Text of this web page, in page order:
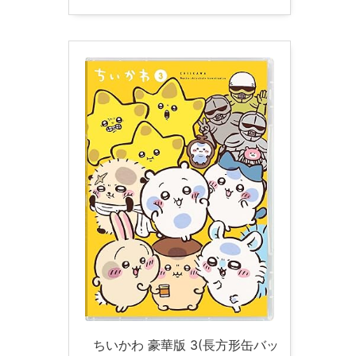
ちいかわ 豪華版 3(長方形缶バッ